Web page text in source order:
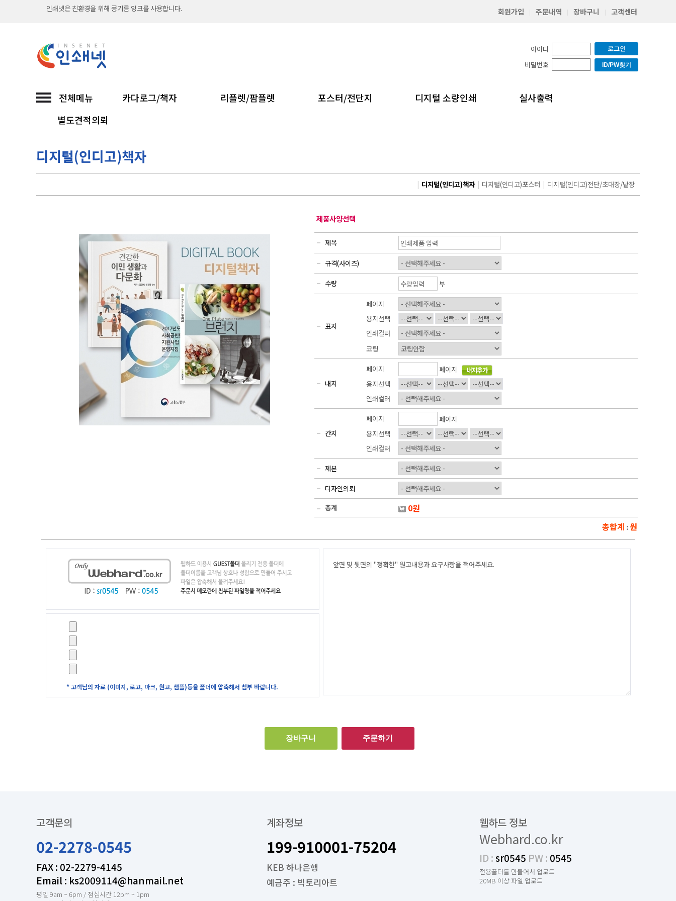
출력시스템과 옵셋 인쇄기를 보유하여 언제나 빠르고
친환경 소이프린팅과 함께합니다
30년 노하우 인쇄넷이 선보이는 고품질 인쇄...
출력시스템과 옵셋 인쇄기를 보유하여 언제나 빠르고
직접 인쇄해서 납품까지 믿고 맡기는 인쇄넷...
친환경 소이프린팅과 함께합니다
회원가입 주문내역 장바구니 고객센터
아이디
비밀번호
로그인
ID/PW찾기
전체메뉴 카다로그/책자 리플렛/팜플렛 포스터/전단지 디지털 소량인쇄
실사출력
별도견적의뢰
디지털(인디고)책자
| 디지털(인디고)책자 | 디지털(인디고)포스터 | 디지털(인디고)전단/초대장/낱장
제품사양선택
제목
규격(사이즈)
수량 부
표지
페이지
용지선택
인쇄컬러
코팅
내지
페이지
페이지
용지선택
인쇄컬러
간지
페이지
페이지
용지선택
인쇄컬러
제본
디자인의뢰
총계
0원
총합계 : 원
앞면 및 뒷면의 "정확한" 원고내용과 요구사항을 적어주세요.
* 고객님의 자료 (이미지, 로고, 마크, 원고, 샘플)등을 폴더에 압축해서 첨부 바랍니다.
장바구니 주문하기
고객문의
02-2278-0545
FAX : 02-2279-4145
Email : ks2009114@hanmail.net
평일 9am ~ 6pm / 점심시간 12pm ~ 1pm
계좌정보
199-910001-75204
KEB 하나은행
예금주 : 빅토리아트
웹하드 정보
Webhard.co.kr
ID :sr0545 PW : 0545
전용폴더를 만들어서 업로드
20MB 이상 파일 업로드